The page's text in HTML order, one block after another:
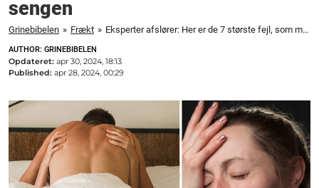
sengen
Grinebibelen » Frækt » Eksperter afslører: Her er de 7 største fejl, som mænd begår i sengen
AUTHOR: GRINEBIBELEN
Opdateret: apr 30, 2024, 18:13
Published: apr 28, 2024, 00:29